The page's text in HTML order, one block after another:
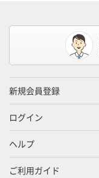
新規会員登録
ログイン
ヘルプ
ご利用ガイド